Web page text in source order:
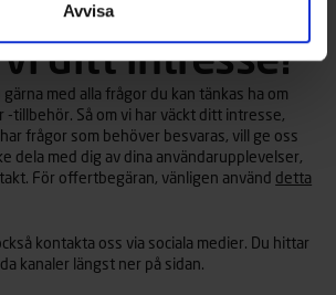
Avvisa
ditt intresse?
med alla frågor du kan tänkas ha om
-tillbehör. Så om vi har väckt ditt intresse,
frågor som behöver besvaras, vill ge oss
dela med dig av dina användarupplevelser,
För offertbegäran, vänligen använd detta
kontakta oss via sociala medier. Du hittar
kanaler längst ner på sidan.